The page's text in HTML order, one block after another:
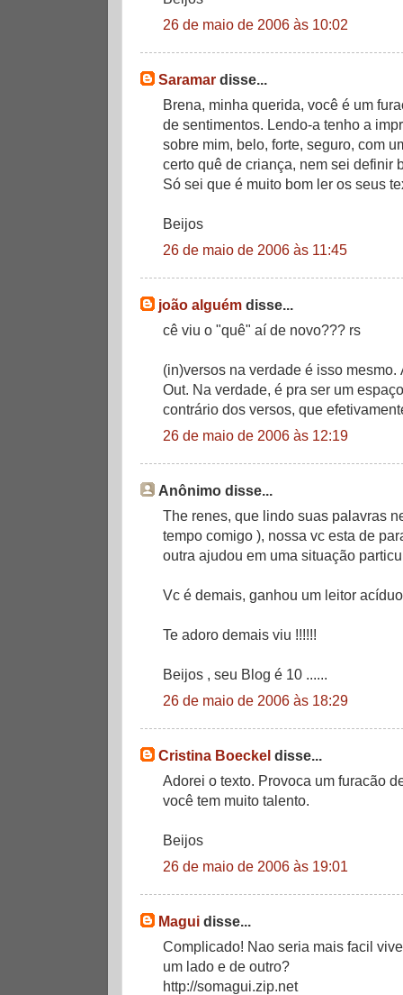
26 de maio de 2006 às 10:02
Saramar disse...
Brena, minha querida, você é um
de sentimentos. Lendo-a tenho a
sobre mim, belo, forte, seguro, com
certo quê de criança, nem sei definir
Só sei que é muito bom ler os seus
Beijos
26 de maio de 2006 às 11:45
joão alguém disse...
cê viu o "quê" aí de novo??? rs
(in)versos na verdade é isso
Out. Na verdade, é pra ser um
contrário dos versos, que
26 de maio de 2006 às 12:19
Anônimo disse...
The renes, que lindo suas palavras
tempo comigo ), nossa vc esta de
outra ajudou em uma situação
Vc é demais, ganhou um leitor
Te adoro demais viu !!!!!!
Beijos , seu Blog é 10 ......
26 de maio de 2006 às 18:29
Cristina Boeckel disse...
Adorei o texto. Provoca um furacão
você tem muito talento.
Beijos
26 de maio de 2006 às 19:01
Magui disse...
Complicado! Nao seria mais facil
um lado e de outro?
http://somagui.zip.net